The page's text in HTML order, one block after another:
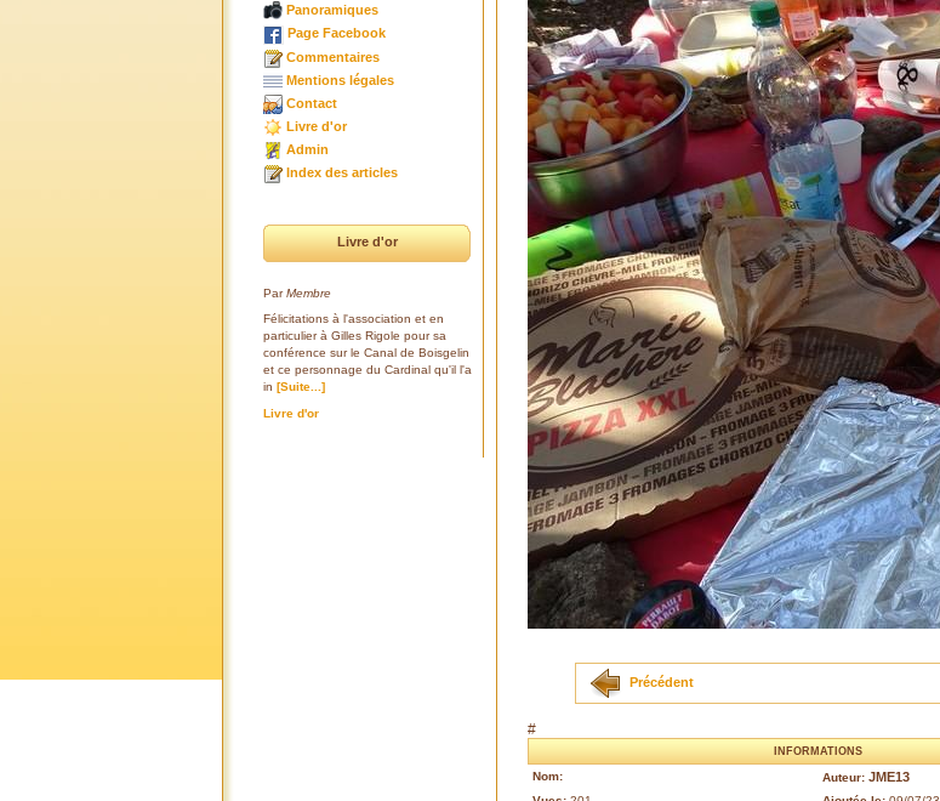
Panoramiques
Page Facebook
Commentaires
Mentions légales
Contact
Livre d'or
Admin
Index des articles
Livre d'or
ParMembre
Félicitations à l'association et en
particulier à Gilles Rigole pour sa
conférence sur le Canal de Boisgelin
et ce personnage du Cardinal qu'il l'a
in [Suite...]
Livre d'or
Précédent
#
INFORMATIONS
Nom: Auteur: JME13